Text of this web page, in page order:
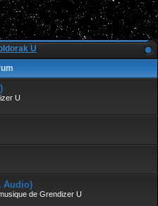
U
U
Audio)
de Grendizer U